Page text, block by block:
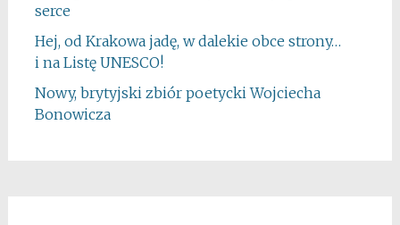
serce
Hej, od Krakowa jadę, w dalekie obce strony…
i na Listę UNESCO!
Nowy, brytyjski zbiór poetycki Wojciecha
Bonowicza